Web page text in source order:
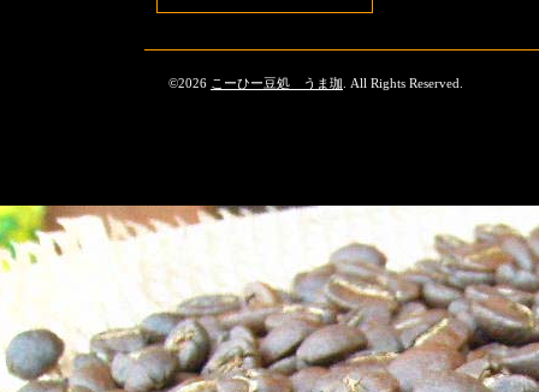
©2026 こーひー豆処 うま珈 . All Rights Reserved.